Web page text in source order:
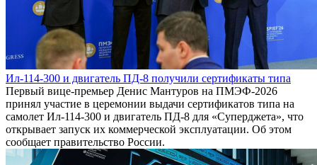
Ил-114-300 и двигатель ПД-8 получили сертификаты типа
Первый вице-премьер Денис Мантуров на ПМЭФ-2026
принял участие в церемонии выдачи сертификатов типа на
самолет Ил-114-300 и двигатель ПД-8 для «Суперджета», что
открывает запуск их коммерческой эксплуатации. Об этом
сообщает правительство России.